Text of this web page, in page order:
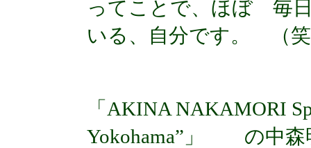
ってことで、ほぼ 毎
いる、自分です。 （
「AKINA NAKAMORI
Yokohama”」 の中森